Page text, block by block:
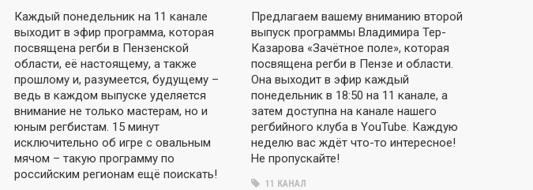
Каждый понедельник на 11 канале
выходит в эфир программа, которая
посвящена регби в Пензенской
области, её настоящему, а также
прошлому и, разумеется, будущему –
ведь в каждом выпуске уделяется
внимание не только мастерам, но и
юным регбистам. 15 минут
исключительно об игре с овальным
мячом – такую программу по
российским регионам ещё поискать!
Предлагаем вашему вниманию второй
выпуск программы Владимира Тер-
Казарова «Зачётное поле», которая
посвящена регби в Пензе и области.
Она выходит в эфир каждый
понедельник в 18:50 на 11 канале, а
затем доступна на канале нашего
регбийного клуба в YouTube. Каждую
неделю вас ждёт что-то интересное!
Не пропускайте!
11 КАНАЛ